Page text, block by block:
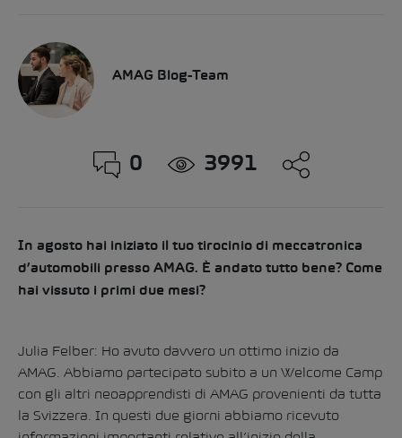
AMAG Blog-Team
0 3991
In agosto hai iniziato il tuo tirocinio di meccatronica
d’automobili presso AMAG. È andato tutto bene? Come
hai vissuto i primi due mesi?
Julia Felber: Ho avuto davvero un ottimo inizio da
AMAG. Abbiamo partecipato subito a un Welcome Camp
con gli altri neoapprendisti di AMAG provenienti da tutta
la Svizzera. In questi due giorni abbiamo ricevuto